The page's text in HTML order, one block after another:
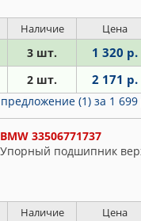
Наличие Цена
3 шт. 1 320 р.
2 шт. 2 171 р.
(1) за 1 699
BMW 33506771737
Упорный подшипник
Наличие Цена